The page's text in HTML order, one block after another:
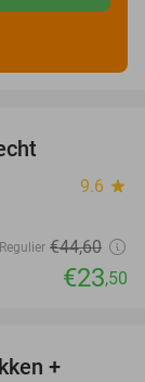
9.6 star
Regulier €44,60
€23,50
+